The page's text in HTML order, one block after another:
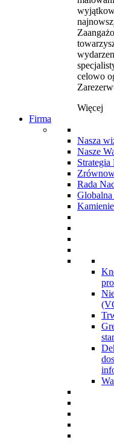
celowo
Więcej
Firma
Nasza
Nasze
Rada
Globalna